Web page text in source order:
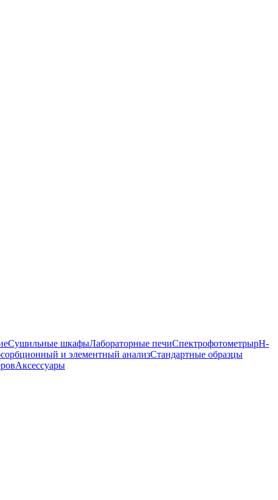
Сушильные шкафыЛабораторные печиСпектрофотометрыpH-
и элементный анализСтандартные образцы
Аксессуары